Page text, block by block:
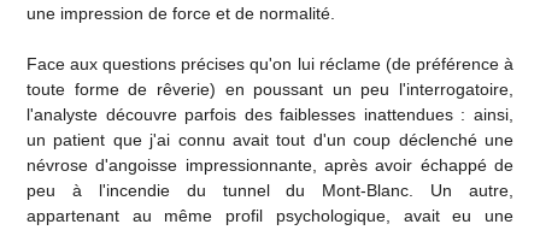
une impression de force et de normalité.
Face aux questions précises qu'on lui réclame (de préférence à
toute forme de rêverie) en poussant un peu l'interrogatoire,
l'analyste découvre parfois des faiblesses inattendues : ainsi,
un patient que j'ai connu avait tout d'un coup déclenché une
névrose d'angoisse impressionnante, après avoir échappé de
peu à l'incendie du tunnel du Mont-Blanc. Un autre,
appartenant au même profil psychologique, avait eu une